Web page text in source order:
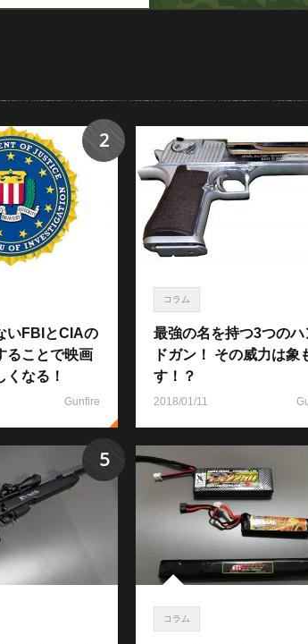
いFBIとCIAの
ることで映画
くなる！
Gunfire
2
コラム
最強の名を持つ3つのハ
ドガン！ その威力は象
す！？
2018/01/11
5
コラム